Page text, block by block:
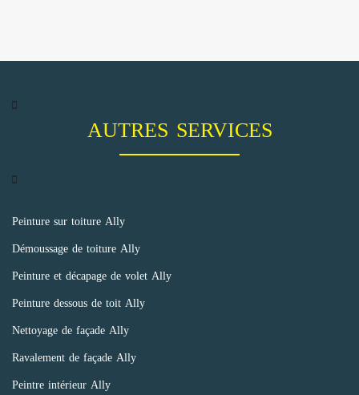
AUTRES SERVICES
Peinture sur toiture Ally
Démoussage de toiture Ally
Peinture et décapage de volet Ally
Peinture dessous de toit Ally
Nettoyage de façade Ally
Ravalement de façade Ally
Peintre intérieur Ally